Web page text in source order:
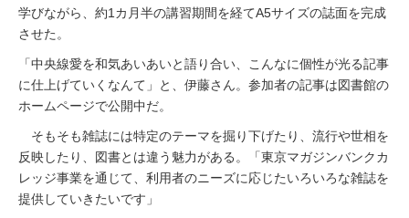
学びながら、約1カ月半の講習期間を経てA5サイズの誌面を完成
させた。
「中央線愛を和気あいあいと語り合い、こんなに個性が光る記事
に仕上げていくなんて」と、伊藤さん。参加者の記事は図書館の
ホームページで公開中だ。
そもそも雑誌には特定のテーマを掘り下げたり、流行や世相を
反映したり、図書とは違う魅力がある。「東京マガジンバンクカ
レッジ事業を通じて、利用者のニーズに応じたいろいろな雑誌を
提供していきたいです」